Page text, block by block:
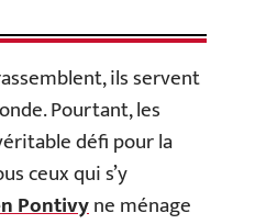
ils servent
Pourtant, les
défi pour la
ceux qui s’y
Pontivyne ménage